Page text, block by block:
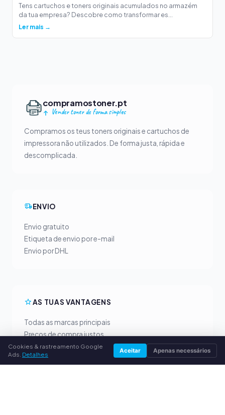
Tens cartuchos e toners originais acumulados no armazém
da tua empresa? Descobre como transformar es...
Ler mais →
compramostoner.pt
Vender toner de forma simples
Compramos os teus toners originais e cartuchos de
impressora não utilizados. De forma justa, rápida e
descomplicada.
ENVIO
Envio gratuito
Etiqueta de envio por e-mail
Envio por DHL
AS TUAS VANTAGENS
Todas as marcas principais
Preços de compra justos
Pagamento antecipado por PayPal
Aconselhamento personalizado
Cookies & rastreamento Google
Ads. Detalhes Aceitar Apenas necessários